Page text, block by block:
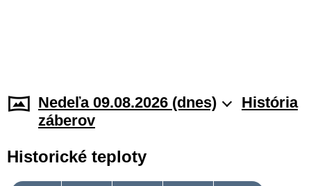
Nedeľa 09.08.2026 (dnes)
História
záberov
Historické teploty